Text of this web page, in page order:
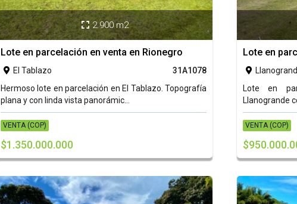
 2.900 m2
Lote en parcelación en venta en Rionegro
 El Tablazo
31A1078
Hermoso lote en parcelación en El Tablazo. Topografía
plana y con linda vista panorámic...
VENTA (COP)
$1.350.000.000
Lote en

Lote en
Llanogrande
VENTA (COP)